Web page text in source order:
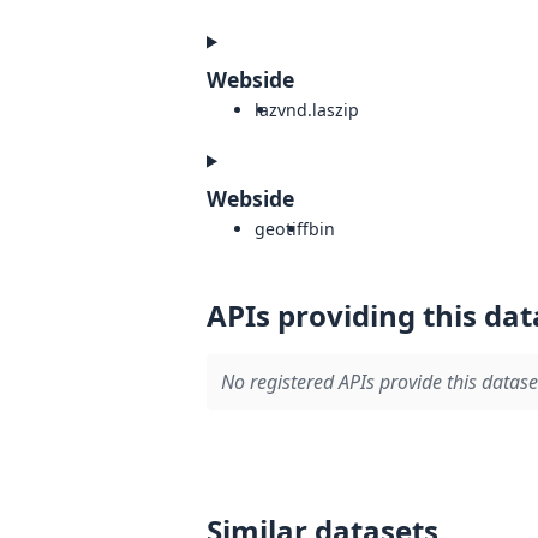
Webside
lazvnd.laszip
Webside
geotiffbin
APIs providing this
No registered APIs provide this
Similar datasets